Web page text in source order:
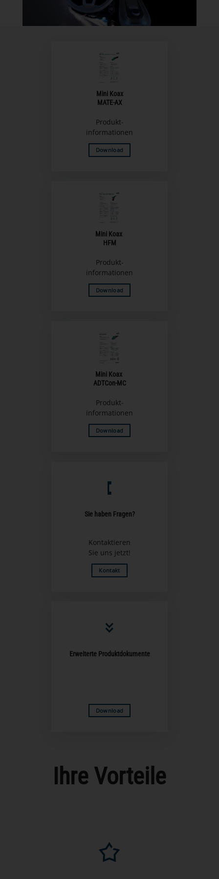
Mini Koax
MATE-AX
Produkt-
informationen
Download
Mini Koax
HFM
Produkt-
informationen
Download
Mini Koax
ADTCon-MC
Produkt-
informationen
Download
Sie haben Fragen?
Kontaktieren
Sie uns jetzt!
Kontakt
Erweiterte Produktdokumente
Download
Ihre Vorteile